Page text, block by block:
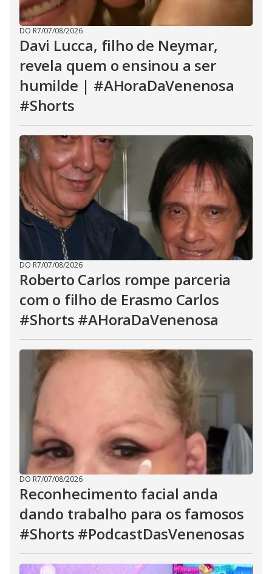
DO R7/07/08/2026
Davi Lucca, filho de Neymar,
revela quem o ensinou a ser
humilde | #AHoraDaVenenosa
#Shorts
DO R7/07/08/2026
Roberto Carlos rompe parceria
com o filho de Erasmo Carlos
#Shorts #AHoraDaVenenosa
DO R7/07/08/2026
Reconhecimento facial anda
dando trabalho para os famosos
#Shorts #PodcastDasVenenosas